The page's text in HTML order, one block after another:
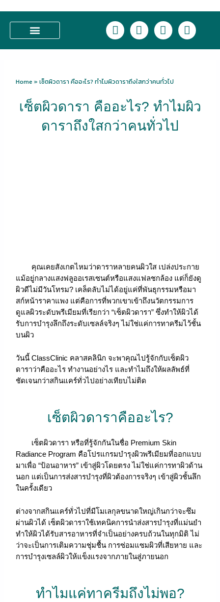
L
i
n
F
a
c
o
k
I
n
s
g
a
m
T
i
k
Home »เซ็ตผิวดารา คืออะไร? ทำไมผิวดาราถึงใสกว่าคนทั่วไป
เซ็ตผิวดารา คืออะไร? ทำไมผิว
ดาราถึงใสกว่าคนทั่วไป
คุณเคยสังเกตไหมว่าดาราหลายคนผิวใส เปล่งประกาย
แม้อยู่กลางแสงฟลูออเรสเซนต์หรือแสงแฟลชกล้อง แต่ก็ยังดู
ผิวดีไม่มีวันโทรม? เคล็ดลับไม่ได้อยู่แค่ที่พันธุกรรมหรือมา
สก์หน้าราคาแพง แต่คือการที่พวกเขาเข้าถึงนวัตกรรมการ
ดูแลผิวระดับพรีเมียมที่เรียกว่า “เซ็ตผิวดารา” ซึ่งทำให้ผิวได้
รับการบำรุงลึกถึงระดับเซลล์จริงๆ ไม่ใช่แค่การทาครีมไว้ชั้น
บนผิว
วันนี้ ClassClinic คลาสคลินิก จะพาคุณไปรู้จักกับเซ็ตผิว
ดาราว่าคืออะไร ทำงานอย่างไร และทำไมถึงให้ผลลัพธ์ที่
ชัดเจนกว่าสกินแคร์ทั่วไปอย่างเทียบไม่ติด
เซ็ตผิวดาราคืออะไร?
เซ็ตผิวดารา หรือที่รู้จักกันในชื่อ Premium Skin
Radiance Program คือโปรแกรมบำรุงผิวพรีเมียมที่ออกแบบ
มาเพื่อ “ป้อนอาหาร” เข้าสู่ผิวโดยตรง ไม่ใช่แค่การทาผิวด้าน
นอก แต่เป็นการส่งสารบำรุงที่ผิวต้องการจริงๆ เข้าสู่ผิวชั้นลึก
ในครั้งเดียว
ต่างจากสกินแคร์ทั่วไปที่มีโมเลกุลขนาดใหญ่เกินกว่าจะซึม
ผ่านผิวได้ เซ็ตผิวดาราใช้เทคนิคการนำส่งสารบำรุงที่แม่นยำ
ทำให้ผิวได้รับสารอาหารที่จำเป็นอย่างครบถ้วนในทุกมิติ ไม่
ว่าจะเป็นการเติมความชุ่มชื้น การซ่อมแซมผิวที่เสียหาย และ
การบำรุงเซลล์ผิวให้แข็งแรงจากภายในสู่ภายนอก
ทำไมแค่ทาครีมถึงไม่พอ?